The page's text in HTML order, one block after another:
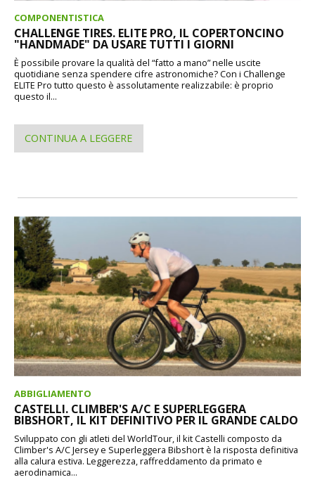
COMPONENTISTICA
CHALLENGE TIRES. ELITE PRO, IL COPERTONCINO
"HANDMADE" DA USARE TUTTI I GIORNI
È possibile provare la qualità del “fatto a mano” nelle uscite
quotidiane senza spendere cifre astronomiche? Con i Challenge
ELITE Pro tutto questo è assolutamente realizzabile: è proprio
questo il...
CONTINUA A LEGGERE
ABBIGLIAMENTO
CASTELLI. CLIMBER'S A/C E SUPERLEGGERA
BIBSHORT, IL KIT DEFINITIVO PER IL GRANDE CALDO
Sviluppato con gli atleti del WorldTour, il kit Castelli composto da
Climber's A/C Jersey e Superleggera Bibshort è la risposta definitiva
alla calura estiva. Leggerezza, raffreddamento da primato e
aerodinamica...